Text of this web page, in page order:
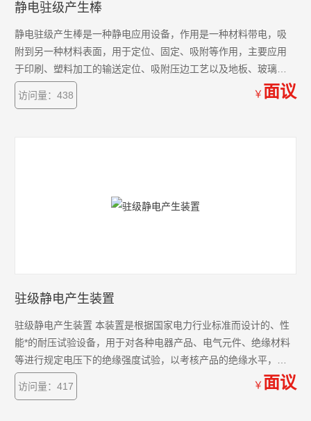
静电驻级产生棒
静电驻级产生棒是一种静电应用设备，作用是一种材料带电，吸
附到另一种材料表面，用于定位、固定、吸附等作用，主要应用
于印刷、塑料加工的输送定位、吸附压边工艺以及地板、玻璃、
不锈钢塑料板的自动贴膜工艺，广泛工作在无纺布、喷漆、植
绒、分选和生物工程领域。
访问量：438 ￥ 面议
驻级静电产生装置
驻级静电产生装置 本装置是根据国家电力行业标准而设计的、性
能*的耐压试验设备，用于对各种电器产品、电气元件、绝缘材料
等进行规定电压下的绝缘强度试验，以考核产品的绝缘水平，发
现被试品的绝缘缺陷，衡量过电压的能力。 它能检查出那些危险
性较大的集中缺陷，对判断电力设备能否继续参加运行具有决定
访问量：417 ￥ 面议